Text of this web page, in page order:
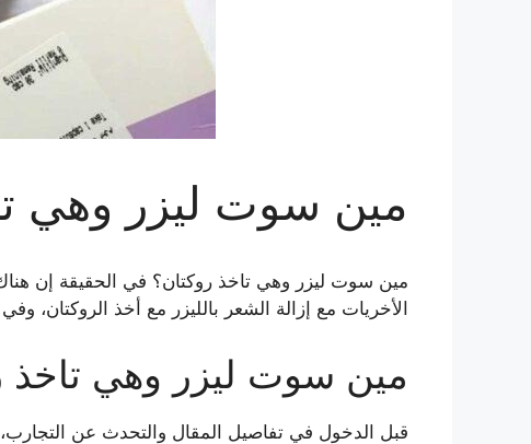
مين سوت ليزر وهي
مين سوت ليزر وهي تاخذ روكتان؟ في الحقيقة إن
الأخريات مع إزالة الشعر بالليزر مع أخذ الروكتان،
مين سوت ليزر وهي تاخذ
قبل الدخول في تفاصيل المقال والتحدث عن